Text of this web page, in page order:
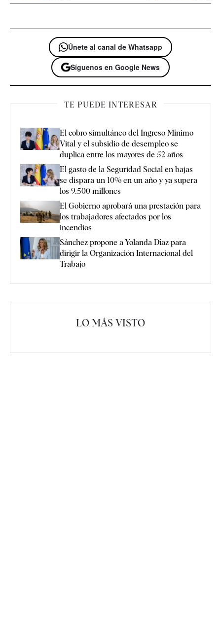
Únete al canal de Whatsapp
Síguenos en Google News
TE PUEDE INTERESAR
El cobro simultáneo del Ingreso Mínimo
Vital y el subsidio de desempleo se
duplica entre los mayores de 52 años
El gasto de la Seguridad Social en bajas
se dispara un 10% en un año y ya supera
los 9.500 millones
El Gobierno aprobará una prestación para
los trabajadores afectados por los
incendios
Sánchez propone a Yolanda Díaz para
dirigir la Organización Internacional del
Trabajo
LO MÁS VISTO